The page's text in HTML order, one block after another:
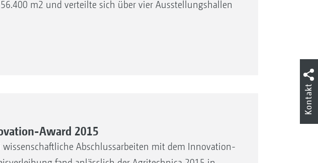
m2 und verteilte sich über vier Ausstellungshallen
Award 2015
Abschlussarbeiten mit dem Innovation-
Kontakt